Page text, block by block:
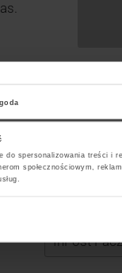
do spersonalizowania treści i
społecznościowym,
Search